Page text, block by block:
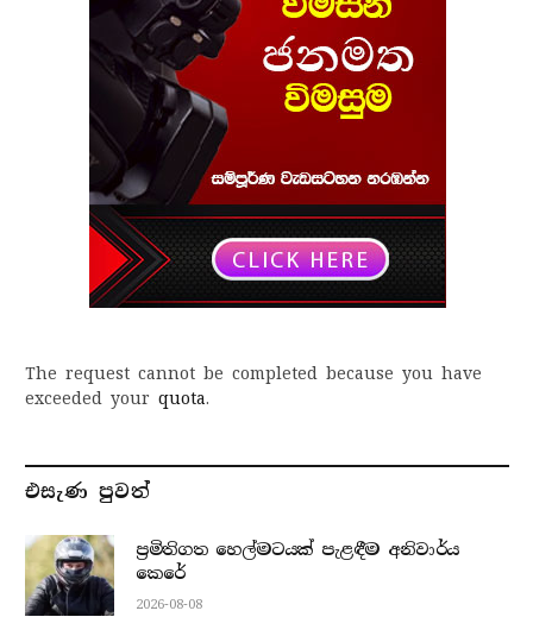
The request cannot be completed because you have
exceeded your quota.
එසැණ පුව​ත්
ප්‍රමිතිගත හෙල්මටයක් පැළඳීම අනිවාර්ය
කෙරේ
2026-08-08